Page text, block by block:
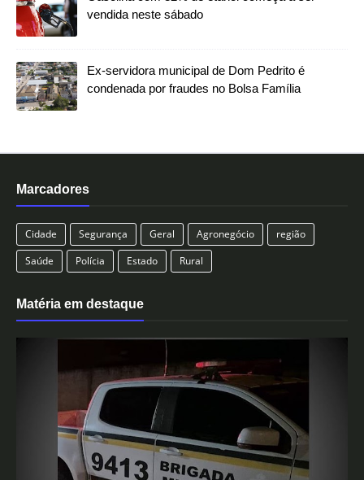
vendida neste sábado
Ex-servidora municipal de Dom Pedrito é
condenada por fraudes no Bolsa Família
Marcadores
Cidade Segurança Geral Agronegócio
região
Saúde
Polícia Estado Rural
Matéria em destaque